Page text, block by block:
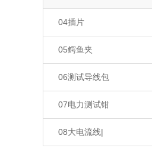
04插片
05鳄鱼夹
06测试导线包
07电力测试钳
08大电流线|